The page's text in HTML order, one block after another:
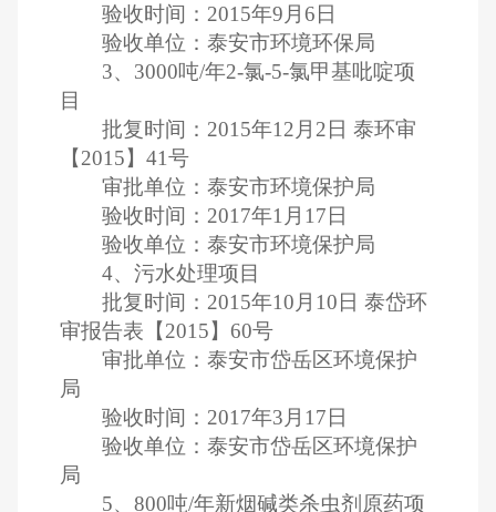
验收时间：2015年9月6日
验收单位：泰安市环境环保局
3、3000吨/年2-氯-5-氯甲基吡啶项
目
批复时间：2015年12月2日 泰环审
【2015】41号
审批单位：泰安市环境保护局
验收时间：2017年1月17日
验收单位：泰安市环境保护局
4、污水处理项目
批复时间：2015年10月10日 泰岱环
审报告表【2015】60号
审批单位：泰安市岱岳区环境保护
局
验收时间：2017年3月17日
验收单位：泰安市岱岳区环境保护
局
5、800吨/年新烟碱类杀虫剂原药项